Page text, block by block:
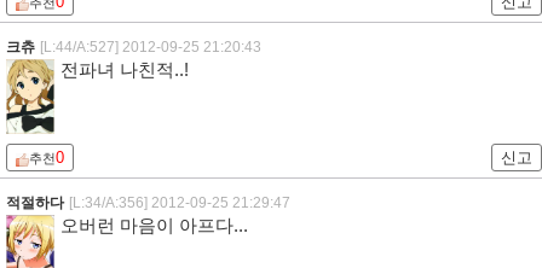
크츄 [L:44/A:527] 2012-09-25 21:20:43
전파녀 나친적..!
추천0 신고
적절하다 [L:34/A:356] 2012-09-25 21:29:47
오버런 마음이 아프다...